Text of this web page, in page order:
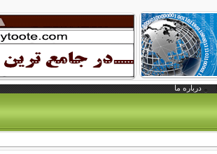
درباره ما